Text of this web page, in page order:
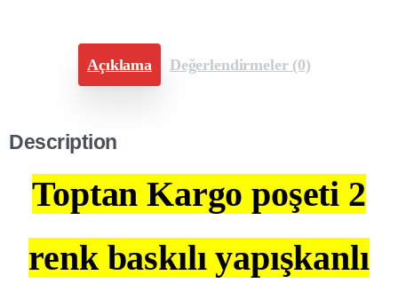
Açıklama Değerlendirmeler (0)
Description
Toptan Kargo poşeti 2
renk baskılı yapışkanlı